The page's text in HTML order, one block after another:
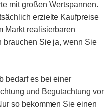
mit großen Wertspannen.
erzielte Kaufpreise
Markt realisierbaren
brauchen Sie ja, wenn Sie
bedarf es bei einer
und Begutachtung vor
so bekommen Sie einen